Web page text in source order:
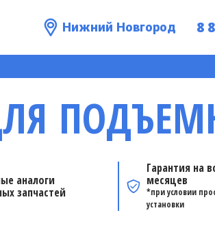
Нижний Новгород 8
аналоги
запчастей
Гарантия на
месяцев
*при условии
установки